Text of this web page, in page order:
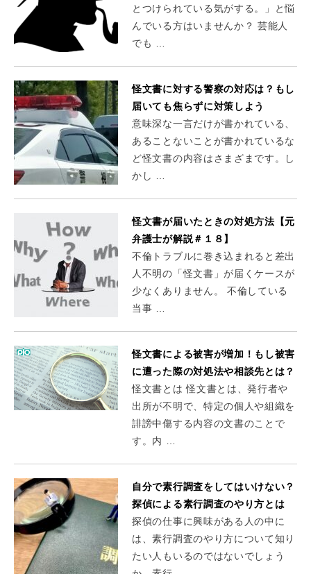
とつけられている気がする。」と悩
んでいる方はいませんか？ 芸能人
でも …
怪文書に対する警察の対応は？もし
届いても焦らずに対策しよう
意味深な一言だけが書かれている、
あることないことが書かれているな
ど怪文書の内容はさまざまです。し
かし …
怪文書が届いたときの対処方法【元
弁護士が解説＃１８】
不倫トラブルに巻き込まれると差出
人不明の「怪文書」が届くケースが
少なくありません。 不倫している
当事 …
怪文書による被害が増加！もし被害
に遭った際の対処法や相談先とは？
怪文書とは 怪文書とは、発行者や
出所が不明で、特定の個人や組織を
誹謗中傷する内容の文書のことで
す。内 …
自分で素行調査をしてはいけない？
探偵による素行調査のやり方とは
探偵の仕事に興味がある人の中に
は、素行調査のやり方について知り
たい人もいるのではないでしょう